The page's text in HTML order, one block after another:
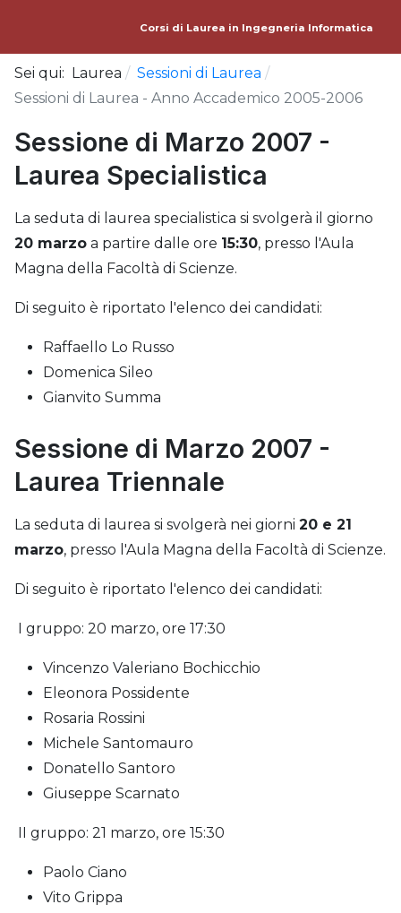
Corsi di Laurea in Ingegneria Informatica
Sei qui: Laurea
Sessioni di Laurea
Sessioni di Laurea - Anno Accademico 2005-2006
Sessione di Marzo 2007 -
Laurea Specialistica
La seduta di laurea specialistica si svolgerà il giorno
20 marzo a partire dalle ore 15:30, presso l'Aula
Magna della Facoltà di Scienze.
Di seguito è riportato l'elenco dei candidati:
Raffaello Lo Russo
Domenica Sileo
Gianvito Summa
Sessione di Marzo 2007 -
Laurea Triennale
La seduta di laurea si svolgerà nei giorni 20 e 21
marzo, presso l'Aula Magna della Facoltà di Scienze.
Di seguito è riportato l'elenco dei candidati:
I gruppo: 20 marzo, ore 17:30
Vincenzo Valeriano Bochicchio
Eleonora Possidente
Rosaria Rossini
Michele Santomauro
Donatello Santoro
Giuseppe Scarnato
II gruppo: 21 marzo, ore 15:30
Paolo Ciano
Vito Grippa